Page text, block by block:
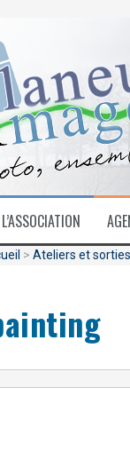
L’ASSOCIATION
> Ateliers et sorties